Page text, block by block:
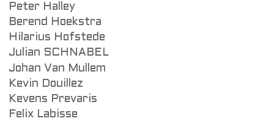
Peter Halley
Berend Hoekstra
Hilarius Hofstede
Julian SCHNABEL
Johan Van Mullem
Kevin Douillez
Kevens Prevaris
Felix Labisse